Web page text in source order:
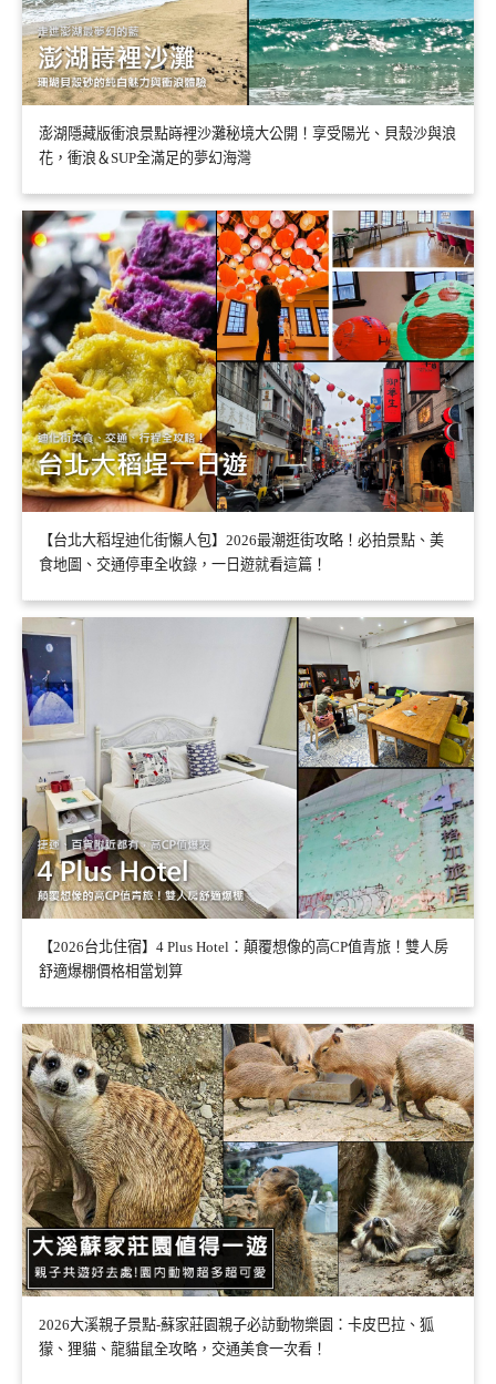
澎湖隱藏版衝浪景點嵵裡沙灘秘境大公開！享受陽光、貝殼沙與浪
花，衝浪＆SUP全滿足的夢幻海灣
【台北大稻埕迪化街懶人包】2026最潮逛街攻略！必拍景點、美
食地圖、交通停車全收錄，一日遊就看這篇！
【2026台北住宿】4 Plus Hotel：顛覆想像的高CP值青旅！雙人房
舒適爆棚價格相當划算
2026大溪親子景點-蘇家莊園親子必訪動物樂園：卡皮巴拉、狐
獴、狸貓、龍貓鼠全攻略，交通美食一次看！